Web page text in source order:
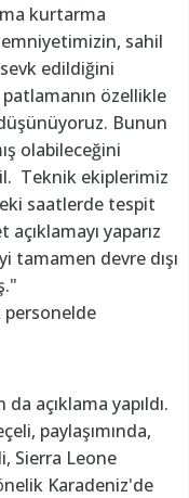
kurtarma
emniyetimizin, sahil
edildiğini
özellikle
Bunun
olabileceğini
Teknik ekiplerimiz
saatlerde tespit
yaparız
tamamen devre dışı
personelde
açıklama yapıldı.
paylaşımında,
Sierra Leone
Karadeniz'de